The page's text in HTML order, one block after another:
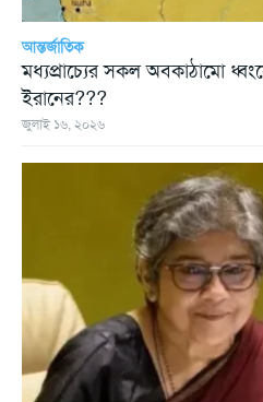
আন্তর্জাতিক
মধ্যপ্রাচ্যের সকল অবকাঠামো
ইরানের???
জুলাই ১৬, ২০২৬